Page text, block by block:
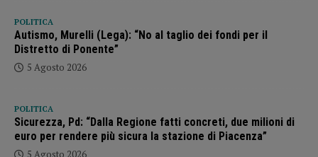
POLITICA
Autismo, Murelli (Lega): “No al taglio dei fondi per il
Distretto di Ponente”
5 Agosto 2026
POLITICA
Sicurezza, Pd: “Dalla Regione fatti concreti, due milioni di
euro per rendere più sicura la stazione di Piacenza”
5 Agosto 2026